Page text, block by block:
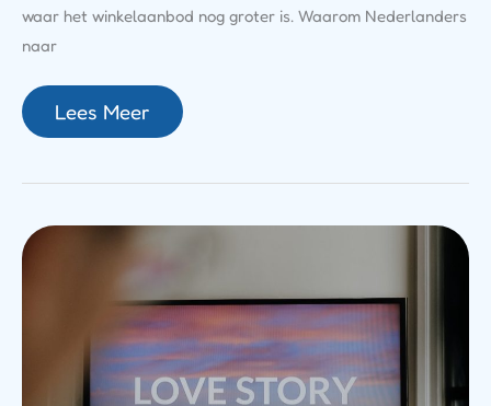
waar het winkelaanbod nog groter is. Waarom Nederlanders
naar
Lees Meer
Het
Bijzondere
Verhaal